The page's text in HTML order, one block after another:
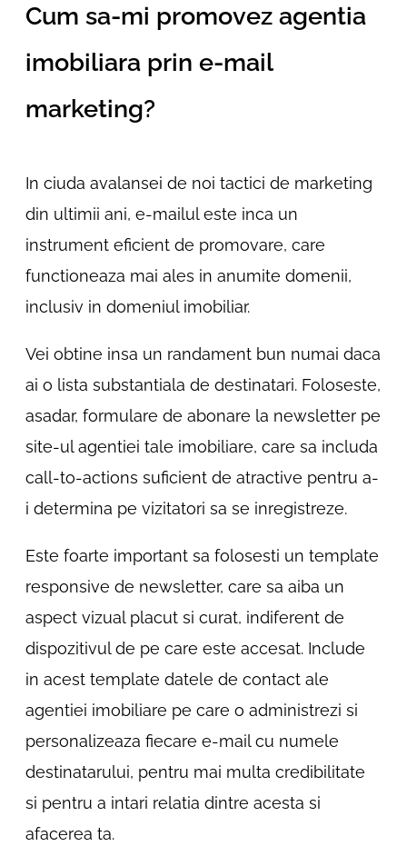
Cum sa-mi promovez agentia
imobiliara prin e-mail
marketing?
In ciuda avalansei de noi tactici de marketing
din ultimii ani, e-mailul este inca un
instrument eficient de promovare, care
functioneaza mai ales in anumite domenii,
inclusiv in domeniul imobiliar.
Vei obtine insa un randament bun numai daca
ai o lista substantiala de destinatari. Foloseste,
asadar, formulare de abonare la newsletter pe
site-ul agentiei tale imobiliare, care sa includa
call-to-actions suficient de atractive pentru a-
i determina pe vizitatori sa se inregistreze.
Este foarte important sa folosesti un template
responsive de newsletter, care sa aiba un
aspect vizual placut si curat, indiferent de
dispozitivul de pe care este accesat. Include
in acest template datele de contact ale
agentiei imobiliare pe care o administrezi si
personalizeaza fiecare e-mail cu numele
destinatarului, pentru mai multa credibilitate
si pentru a intari relatia dintre acesta si
afacerea ta.